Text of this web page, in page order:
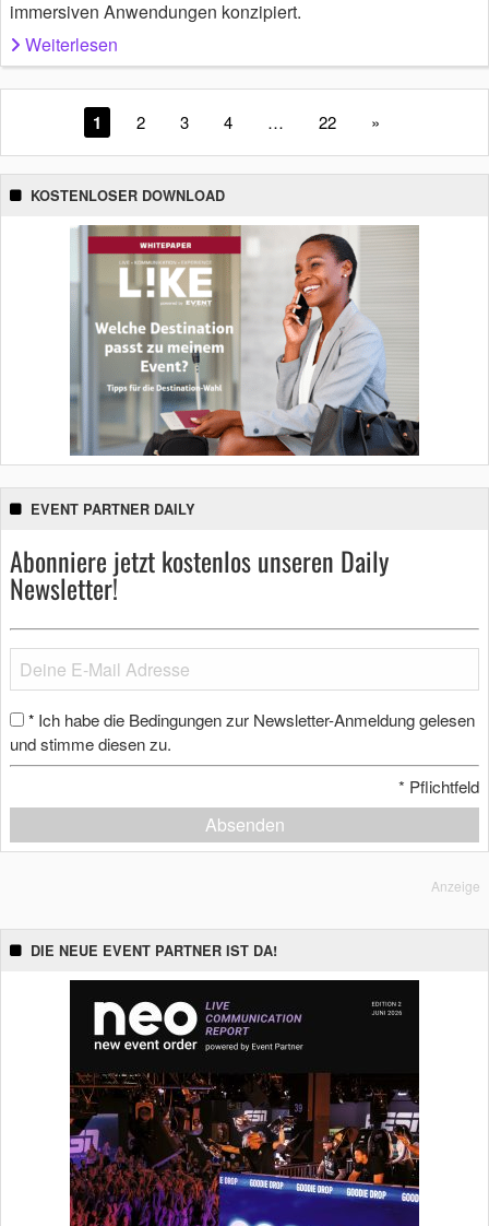
immersiven Anwendungen konzipiert.
Weiterlesen
1 2 3 4 … 22 »
KOSTENLOSER DOWNLOAD
EVENT PARTNER DAILY
Abonniere jetzt kostenlos unseren Daily
Newsletter!
* Ich habe die Bedingungen zur Newsletter-Anmeldung gelesen
und stimme diesen zu.
* Pflichtfeld
Absenden
Anzeige
DIE NEUE EVENT PARTNER IST DA!